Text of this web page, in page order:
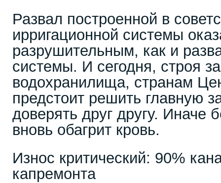
Развал построенной в
ирригационной системы
разрушительным, как и
системы. И сегодня, строя
водохранилища, странам
предстоит решить главную
доверять друг другу. Иначе
вновь обагрит кровь.
Износ критический: 90%
капремонта